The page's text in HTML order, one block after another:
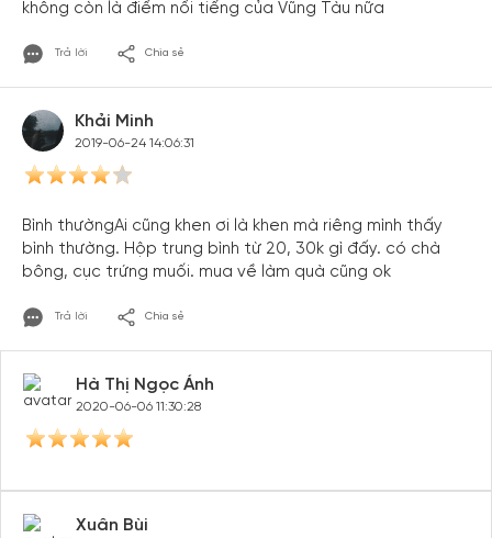
không còn là điểm nổi tiếng của Vũng Tàu nữa
Trả lời Chia sẻ
Khải Minh
2019-06-24 14:06:31
Bình thườngAi cũng khen ơi là khen mà riêng mình thấy
bình thường. Hộp trung bình từ 20, 30k gì đấy. có chà
bông, cục trứng muối. mua về làm quà cũng ok
Trả lời Chia sẻ
Hà Thị Ngọc Ánh
2020-06-06 11:30:28
Xuân Bùi